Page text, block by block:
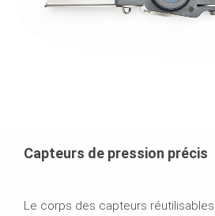
Capteurs de pression précis
Le corps des capteurs